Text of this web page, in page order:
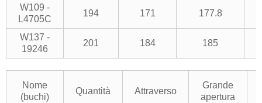
W109 -
L4705C
194 171 177.8
W137 -
19246
201 184 185
Nome
(buchi)
Quantità Attraverso
Grande
apertura